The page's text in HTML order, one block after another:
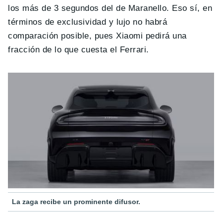
los más de 3 segundos del de Maranello. Eso sí, en
términos de exclusividad y lujo no habrá
comparación posible, pues Xiaomi pedirá una
fracción de lo que cuesta el Ferrari.
La zaga recibe un prominente difusor.